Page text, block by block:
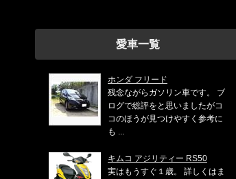
愛車一覧
ホンダ フリード
残念ながらガソリン車です。 ブ
ログで総評をと思いましたがコ
コのほうが見つけやすく参考に
も ...
キムコ アジリティー RS50
実はもうすぐ１歳。 詳しくはま